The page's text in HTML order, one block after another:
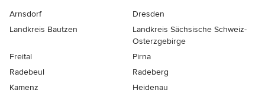
Arnsdorf
Dresden
Landkreis Bautzen
Landkreis Sächsische Schweiz-
Osterzgebirge
Freital
Pirna
Radebeul
Radeberg
Kamenz
Heidenau